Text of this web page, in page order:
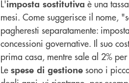
L'imposta sostitutiva è una
mesi. Come suggerisce il nome,
pagheresti separatamente:
concessioni governative. Il suo
prima casa, mentre sale al 2%
Le spese di gestione sono i